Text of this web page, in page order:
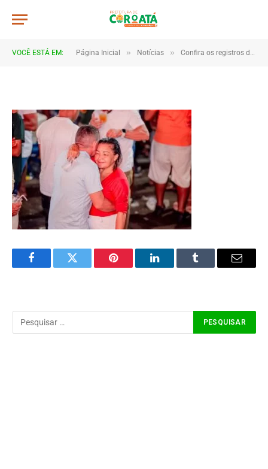
VOCÊ ESTÁ EM: Página Inicial » Notícias » Confira os registros da virada de ano em Coroatá
JWR_6775
FacebookTwitter Pinterest LinkedInTumblr Email